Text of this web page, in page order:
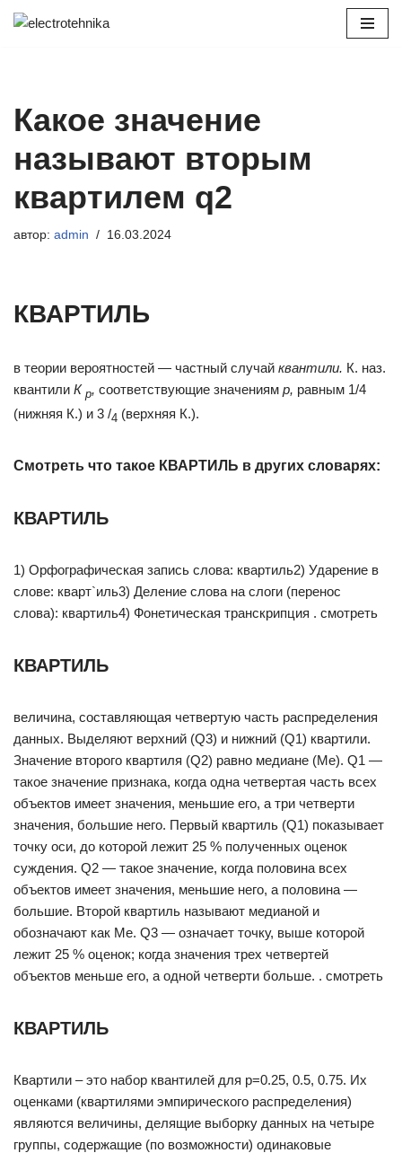
Какое значение
называют вторым
квартилем q2
автор: admin 16.03.2024
КВАРТИЛЬ
в теории вероятностей — частный случай квантили. К. наз.
квантили К р, соответствующие значениям р, равным 1/4
(нижняя К.) и 3 /4 (верхняя К.).
Смотреть что такое КВАРТИЛЬ в других словарях:
КВАРТИЛЬ
1) Орфографическая запись слова: квартиль2) Ударение в
слове: кварт`иль3) Деление слова на слоги (перенос
слова): квартиль4) Фонетическая транскрипция . смотреть
КВАРТИЛЬ
величина, составляющая четвертую часть распределения
данных. Выделяют верхний (Q3) и нижний (Q1) квартили.
Значение второго квартиля (Q2) равно медиане (Ме). Q1 —
такое значение признака, когда одна четвертая часть всех
объектов имеет значения, меньшие его, а три четверти
значения, большие него. Первый квартиль (Q1) показывает
точку оси, до которой лежит 25 % полученных оценок
суждения. Q2 — такое значение, когда половина всех
объектов имеет значения, меньшие него, а половина —
большие. Второй квартиль называют медианой и
обозначают как Ме. Q3 — означает точку, выше которой
лежит 25 % оценок; когда значения трех четвертей
объектов меньше его, а одной четверти больше. . смотреть
КВАРТИЛЬ
Квартили – это набор квантилей для p=0.25, 0.5, 0.75. Их
оценками (квартилями эмпирического распределения)
являются величины, делящие выборку данных на четыре
группы, содержащие (по возможности) одинаковые